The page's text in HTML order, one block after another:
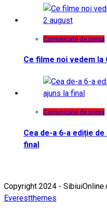
Comunicate de presa
Ce filme noi vedem la
Comunicate de presa
Cea de-a 6-a ediție
final
Copyright 2024 -
Everestthemes